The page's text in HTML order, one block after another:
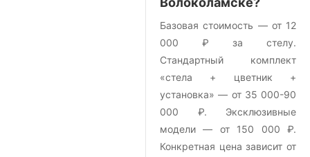
Базовая стоимость — от 12
000 ₽ за стелу.
Стандартный комплект
«стела + цветник +
установка» — от 35 000-90
000 ₽. Эксклюзивные
модели — от 150 000 ₽.
Конкретная цена зависит от